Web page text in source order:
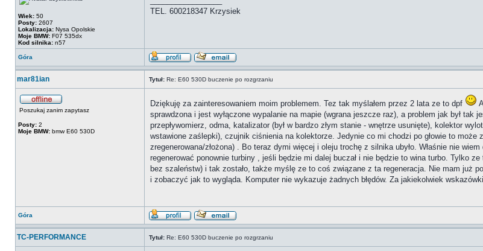
Wiek: 50
Posty: 2607
Lokalizacja: Nysa Opolskie
Moje BMW: F07 535dx
Kod silnika: n57
TEL. 600218347 Krzysiek
Góra
mar81ian Tytuł: Re: E60 530D buczenie po rozgrzaniu
Poszukaj zanim zapytasz
Posty: 2
Moje BMW: bmw E60 530D
Dziękuję za zainteresowaniem moim problemem. Tez tak myślałem przez 2 lata ze to dpf
sprawdzona i jest wyłączone wypalanie na mapie (wgrana jeszcze raz), a problem jak był tak
przepływomierz, odma, katalizator (był w bardzo złym stanie - wnętrze usunięte), kolektor
wstawione zaślepki), czujnik ciśnienia na kolektorze. Jedynie co mi chodzi po głowie to
zregenerowana/złożona) . Bo teraz dymi więcej i oleju trochę z silnika ubyło. Właśnie nie
regenerować ponownie turbiny , jeśli będzie mi dalej buczał i nie będzie to wina turbo. Tylko
bez szaleństw) i tak zostało, także myślę ze to coś związane z ta regeneracja. Nie mam już
i zobaczyć jak to wygląda. Komputer nie wykazuje żadnych błędów. Za jakiekolwiek
Góra
TC-PERFORMANCE Tytuł: Re: E60 530D buczenie po rozgrzaniu